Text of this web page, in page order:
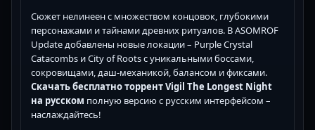
Сюжет нелинеен с множеством концовок, глубокими
персонажами и тайнами древних ритуалов. В ASOMROF
Update добавлены новые локации – Purple Crystal
Catacombs и City of Roots с уникальными боссами,
сокровищами, даш-механикой, балансом и фиксами.
Скачать бесплатно торрент Vigil The Longest Night
на русском полную версию с русским интерфейсом –
наслаждайтесь!